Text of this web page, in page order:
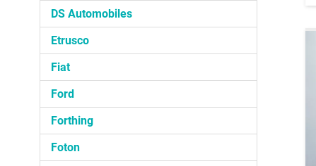
DS Automobiles
Etrusco
Fiat
Ford
Forthing
Foton